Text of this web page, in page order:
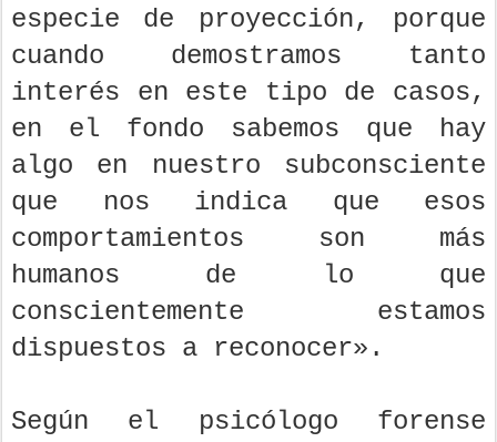
especie de proyección, porque
cuando demostramos tanto
interés en este tipo de casos,
en el fondo sabemos que hay
algo en nuestro subconsciente
que nos indica que esos
comportamientos son más
humanos de lo que
conscientemente estamos
dispuestos a reconocer».
Según el psicólogo forense